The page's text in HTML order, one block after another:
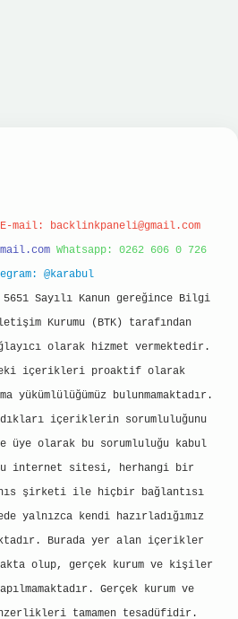
E-mail: backlinkpaneli@gmail.com
Whatsapp: 0262 606 0 726
@karabul
Sayılı Kanun gereğince Bilgi
Kurumu (BTK) tarafından
olarak hizmet vermektedir.
içerikleri proaktif olarak
yükümlülüğümüz bulunmamaktadır.
içeriklerin sorumluluğunu
üye olarak bu sorumluluğu kabul
internet sitesi, herhangi bir
şirketi ile hiçbir bağlantısı
yalnızca kendi hazırladığımız
Burada yer alan içerikler
olup, gerçek kurum ve kişiler
Gerçek kurum ve
tamamen tesadüfidir.